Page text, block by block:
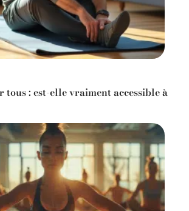
: est-elle vraiment accessible à